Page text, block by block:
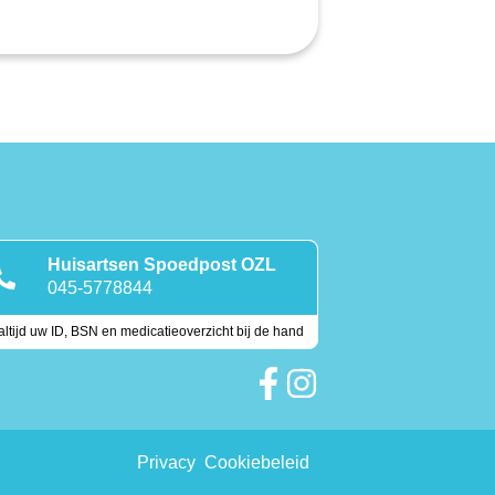
Huisartsen Spoedpost OZL
045-5778844
uw ID, BSN en medicatieoverzicht bij de hand
Privacy Cookiebeleid